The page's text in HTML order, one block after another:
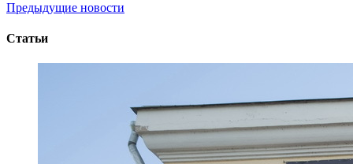
Предыдущие новости
Статьи